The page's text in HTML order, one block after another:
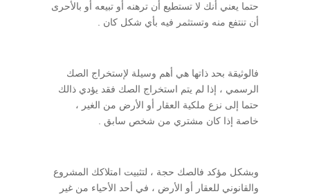
حتما يعني أنك لا تستطيع أن ترهنه أو تبيعه أو بالأحرى
أن تنتفع منه وتستثمر فيه بأي شكل كان .
فالوثيقة بحد ذاتها هي أهم وسيلة لإستخراج الصك
الرسمي ، إذا لم يتم استخراج الصك فقد يؤدي ذالك
حتما إلى نزع ملكية العقار أو الأرض من الغير ،
خاصة إذا كان مشتري من شخص سابق .
وبشكل مؤكد فالصك حجة ، لتثبيت امتلاكك المشروع
والقانوني للعقار أو الأرض ، في أحد الأحياء من غير